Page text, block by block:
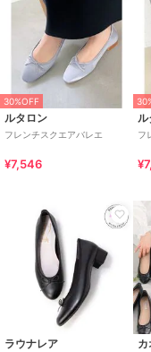
30%OFF
ルタロン
フレンチスクエアバレエ
¥7,546
フ
ラウナレア カ